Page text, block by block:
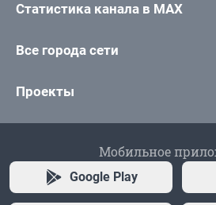
Статистика канала в MAX
Все города сети
Проекты
Мобильное
Google Play